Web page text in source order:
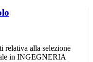
relativa alla selezione
in INGEGNERIA